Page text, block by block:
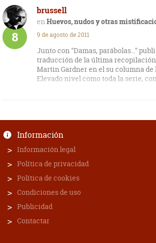
brussell
Huevos, nudos y otras
8 9 de agosto de 2011
Junto con "Damas, parábolas..."
traducción de la última
Martin Gardner en el su columna
Elevado nivel como toda la serie,
Información
Información legal
Política de privacidad
Política de cookies
Condiciones de uso
Publicidad
Contactar